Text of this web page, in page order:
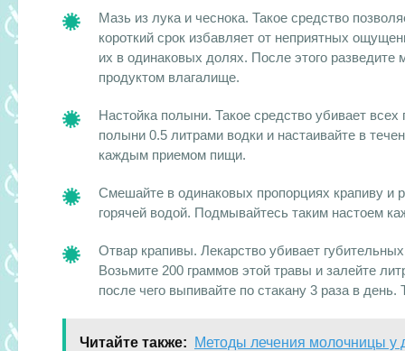
Мазь из лука и чеснока. Такое средство
короткий срок избавляет от неприятных
их в одинаковых долях. После этого
продуктом влагалище.
Настойка полыни. Такое средство убивает
полыни 0.5 литрами водки и настаивайте в
каждым приемом пищи.
Смешайте в одинаковых пропорциях крапиву и
горячей водой. Подмывайтесь таким настоем
Отвар крапивы. Лекарство убивает
Возьмите 200 граммов этой травы и залейте
после чего выпивайте по стакану 3 раза в
Читайте также: Методы лечения молочницы у